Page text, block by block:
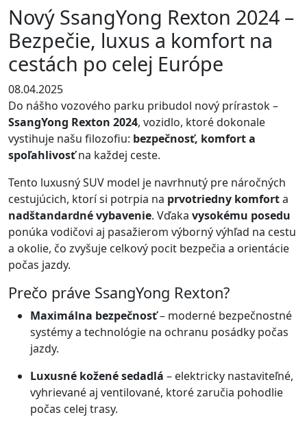
Nový SsangYong Rexton 2024 –
Bezpečie, luxus a komfort na
cestách po celej Európe
08.04.2025
Do nášho vozového parku pribudol nový prírastok –
SsangYong Rexton 2024, vozidlo, ktoré dokonale
vystihuje našu filozofiu: bezpečnosť, komfort a
spoľahlivosťna každej ceste.
Tento luxusný SUV model je navrhnutý pre náročných
cestujúcich, ktorí si potrpia na prvotriedny komforta
nadštandardné vybavenie. Vďaka vysokému posedu
ponúka vodičovi aj pasažierom výborný výhľad na cestu
a okolie, čo zvyšuje celkový pocit bezpečia a orientácie
počas jazdy.
Prečo práve SsangYong Rexton?
Maximálna bezpečnosť– moderné bezpečnostné
systémy a technológie na ochranu posádky počas
jazdy.
Luxusné kožené sedadlá – elektricky nastaviteľné,
vyhrievané aj ventilované, ktoré zaručia pohodlie
počas celej trasy.